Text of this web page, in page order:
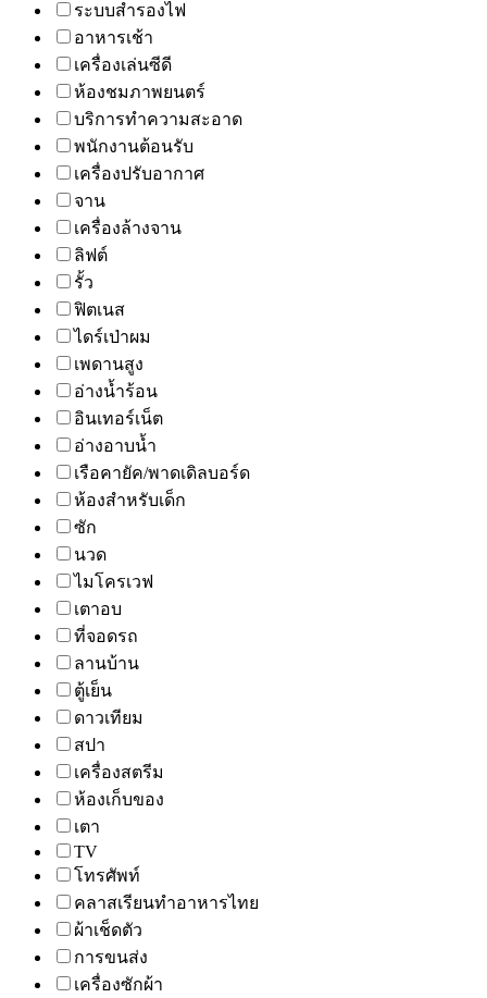
ระบบสำรองไฟ
อาหารเช้า
เครื่องเล่นซีดี
ห้องชมภาพยนตร์
บริการทำความสะอาด
พนักงานต้อนรับ
เครื่องปรับอากาศ
จาน
เครื่องล้างจาน
ลิฟต์
รั้ว
ฟิตเนส
ไดร์เป่าผม
เพดานสูง
อ่างน้ำร้อน
อินเทอร์เน็ต
อ่างอาบน้ำ
เรือคายัค/พาดเดิลบอร์ด
ห้องสำหรับเด็ก
ซัก
นวด
ไมโครเวฟ
เตาอบ
ที่จอดรถ
ลานบ้าน
ตู้เย็น
ดาวเทียม
สปา
เครื่องสตรีม
ห้องเก็บของ
เตา
TV
โทรศัพท์
คลาสเรียนทำอาหารไทย
ผ้าเช็ดตัว
การขนส่ง
เครื่องซักผ้า